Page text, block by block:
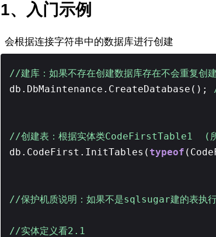
1、入门示例
会根据连接字符串中的数据库进行创建
//建库：如果不存在创建数据库存在不会重复
db.DbMaintenance.CreateDatabase();
//创建表：根据实体类CodeFirstTable1
db.CodeFirst.InitTables(typeof
//保护机质说明：如果不是sqlsugar建的表执
//实体定义看2.1